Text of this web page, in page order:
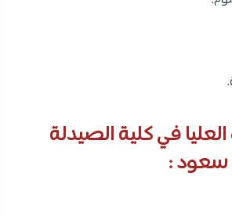
في كلية الصيدلة
سعود :